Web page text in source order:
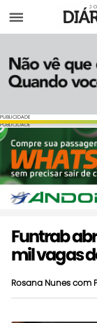
Menu
PUBLICIDADE
PUBLICIDADE
Funtrab
mil vagas
Rosana Nunes com